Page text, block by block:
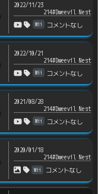
2022/11/23
214#Dweevil Nest
Wii コメントなし
2022/10/21
214#Dweevil Nest
Wii コメントなし
2021/08/28
214#Dweevil Nest
Wii コメントなし
2020/01/18
214#Dweevil Nest
Wii コメントなし